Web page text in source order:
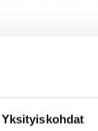
Yksityiskohdat
päällystämiseen.